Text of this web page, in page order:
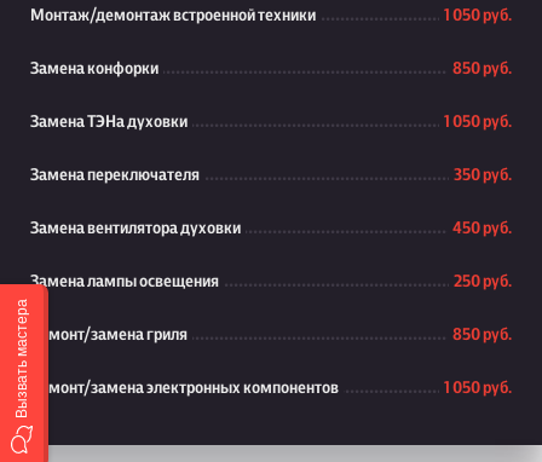
Монтаж/демонтаж встроенной техники 1 050 руб.
Замена конфорки 850 руб.
Замена ТЭНа духовки 1 050 руб.
Замена переключателя 350 руб.
Замена вентилятора духовки 450 руб.
Замена лампы освещения 250 руб.
Ремонт/замена гриля 850 руб.
Ремонт/замена электронных компонентов 1 050 руб.
Вызвать мастера